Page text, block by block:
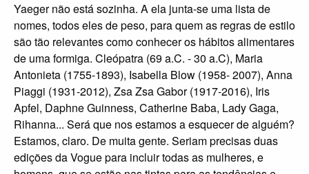
Yaeger não está sozinha. A ela junta-se uma lista de
nomes, todos eles de peso, para quem as regras de estilo
são tão relevantes como conhecer os hábitos alimentares
de uma formiga. Cleópatra (69 a.C. - 30 a.C), Maria
Antonieta (1755-1893), Isabella Blow (1958- 2007), Anna
Piaggi (1931-2012), Zsa Zsa Gabor (1917-2016), Iris
Apfel, Daphne Guinness, Catherine Baba, Lady Gaga,
Rihanna... Será que nos estamos a esquecer de alguém?
Estamos, claro. De muita gente. Seriam precisas duas
edições da Vogue para incluir todas as mulheres, e